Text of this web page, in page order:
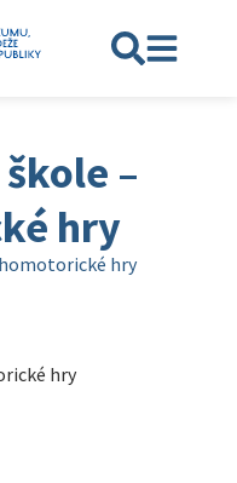
–
hry
hry
hry